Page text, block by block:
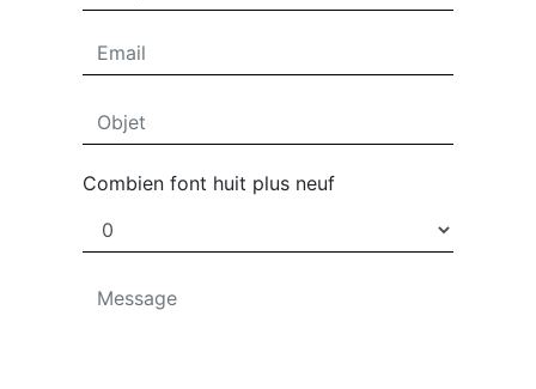
Combien font huit plus neuf